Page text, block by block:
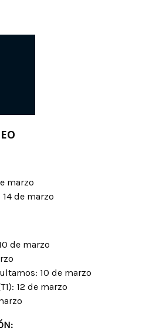
marzo
de marzo
de marzo
10 de marzo
12 de marzo